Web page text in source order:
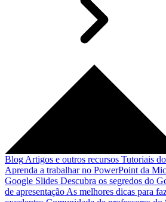
Blog Artigos e outros recursos Tutoriais
Aprenda a trabalhar no PowerPoint da
Google Slides Descubra os segredos do
de apresentação As melhores dicas para